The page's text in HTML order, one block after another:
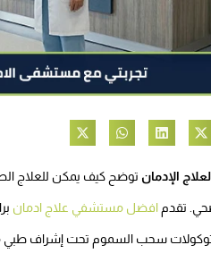
الإدمان توضح كيف يمكن للعلاج
تقدم افضل مستشفي علاج ادمان
سحب السموم تحت إشراف